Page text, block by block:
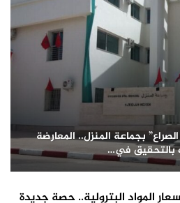
بجماعة المنزل.. المعارضة
بالتحقيق في…
المواد البترولية.. حصة جديدة